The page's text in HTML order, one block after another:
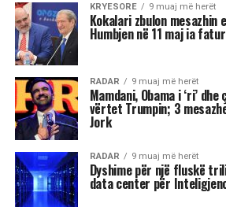
janari i 2026 dhe keshtu do te
dyfishohet, trefishohet,
Pensioni urban i pjesshëm do të
lekë në muaj, pensioni rural me
muaj, pensioni familjar do të
në muaj dhe pensioni i invalidit
600 lekë në muaj.
“Ndërkohë që bizneset e reja